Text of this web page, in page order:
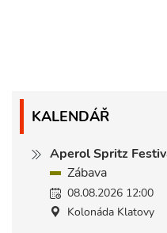
KALENDÁŘ
Aperol Spritz
Zábava
08.08.2026 12:00
Kolonáda Klatovy